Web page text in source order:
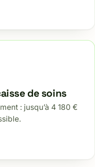
de soins
: jusqu’à 4 180 €